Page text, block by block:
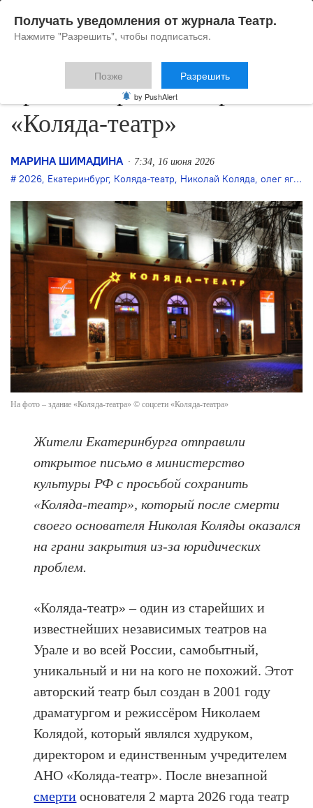
Зрители просят сохранить
«Коляда-театр»
МАРИНА ШИМАДИНА 7:34, 16 июня 2026
2026, Екатеринбург, Коляда-театр, Николай Коляда, олег ягодин
На фото – здание «Коляда-театра» © соцсети «Коляда-театра»
Жители Екатеринбурга отправили
открытое письмо в министерство
культуры РФ с просьбой сохранить
«Коляда-театр», который после смерти
своего основателя Николая Коляды оказался
на грани закрытия из-за юридических
проблем.
«Коляда-театр» – один из старейших и
известнейших независимых театров на
Урале и во всей России, самобытный,
уникальный и ни на кого не похожий. Этот
авторский театр был создан в 2001 году
драматургом и режиссёром Николаем
Колядой, который являлся худруком,
директором и единственным учредителем
АНО «Коляда-театр». После внезапной
смерти основателя 2 марта 2026 года театр
Получать уведомления от журнала Театр.
Нажмите "Разрешить", чтобы подписаться.
Позже Разрешить
by PushAlert